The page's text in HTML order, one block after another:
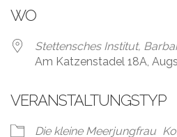
WO
Stettensches Institut,
Am Katzenstadel 18A,
VERANSTALTUNGSTYP
Die kleine Meerjungfrau